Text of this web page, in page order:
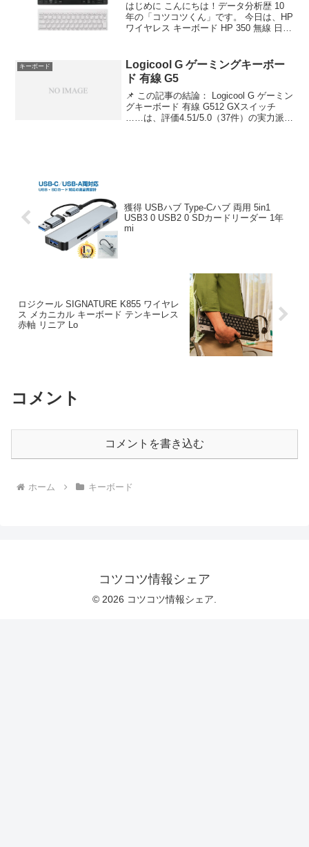
はじめに こんにちは！データ分析歴 10
年の「コツコツくん」です。 今日は、HP
ワイヤレス キーボード HP 350 無線 日本
350 無線 日本語...
キーボード
Logicool G ゲーミングキーボー
ド 有線 G5
📌 この記事の結論： Logicool G ゲーミン
グキーボード 有線 G512 GXスイッチ
……は、評価4.51/5.0（37件）の実力派。
獲得 USBハブ Type-Cハブ 両用 5in1
USB3 0 USB2 0 SDカードリーダー 1年
mi
ロジクール SIGNATURE K855 ワイヤレ
ス メカニカル キーボード テンキーレス
赤軸 リニア Lo
コメント
コメントを書き込む
ホーム キーボード
コツコツ情報シェア
© 2026 コツコツ情報シェア.